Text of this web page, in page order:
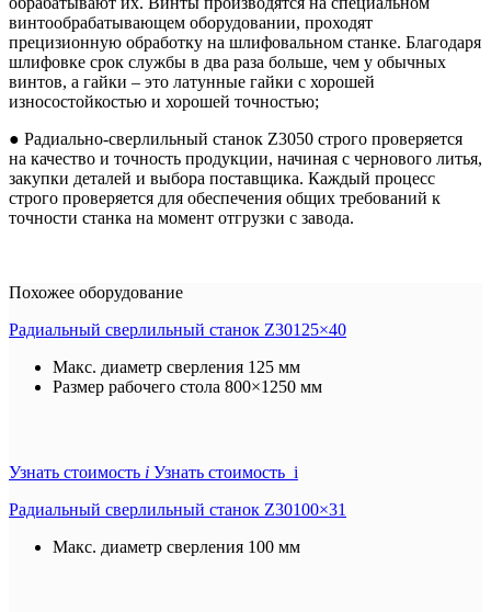
винтообрабатывающем оборудовании, проходят
прецизионную обработку на шлифовальном станке. Благодаря
шлифовке срок службы в два раза больше, чем у обычных
винтов, а гайки – это латунные гайки с хорошей
износостойкостью и хорошей точностью;
● Радиально-сверлильный станок Z3050 строго проверяется
на качество и точность продукции, начиная с чернового литья,
закупки деталей и выбора поставщика. Каждый процесс
строго проверяется для обеспечения общих требований к
точности станка на момент отгрузки с завода.
Похожее оборудование
Радиальный сверлильный станок Z30125×40
Макс. диаметр сверления 125 мм
Размер рабочего стола 800×1250 мм
Узнать стоимость i Узнать стоимость i
Радиальный сверлильный станок Z30100×31
Макс. диаметр сверления 100 мм